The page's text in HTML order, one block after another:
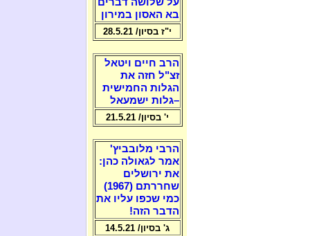
בא האסון במירון
י"ז בסיון/ 28.5.21
הרב חיים ויטאל
זצ"ל חזה את
הגלות החמישית
–גלות ישמעאל
י' בסיון/ 21.5.21
הרבי מלובביץ'
אמר לגאולה כהן:
את ירושלים
שחררתם (1967)
כמי שכפו עליו את
הדבר הזה!
ג' בסיון/ 14.5.21